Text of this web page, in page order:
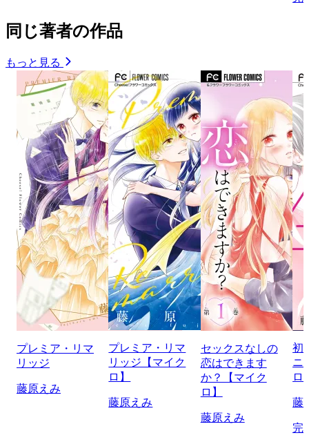
同じ著者の作品
もっと見る
プレミア・リマ
リッジ
藤原えみ
プレミア・リマ
リッジ【マイク
ロ】
藤原えみ
セックスなしの
恋はできます
か？【マイク
ロ】
藤原えみ
初
ニ
ロ
藤
完